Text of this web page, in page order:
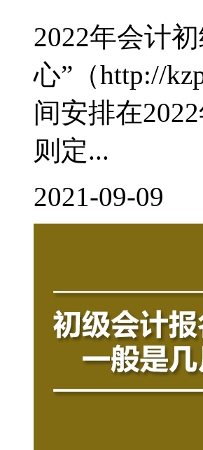
2022年会计
心”（http://
间安排在
则定...
2021-09-09